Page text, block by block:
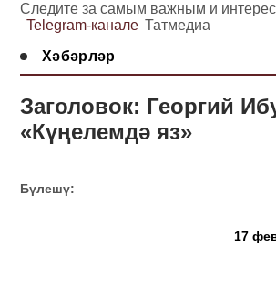
Следите за самым важным и
Telegram-канале Татмедиа
Хәбәрләр
Заголовок: Георгий
«Күңелемдә яз»
Бүлешү:
17